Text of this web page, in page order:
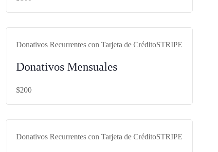
Donativos Recurrentes con Tarjeta de CréditoSTRIPE
Donativos Mensuales
$200
Donativos Recurrentes con Tarjeta de CréditoSTRIPE